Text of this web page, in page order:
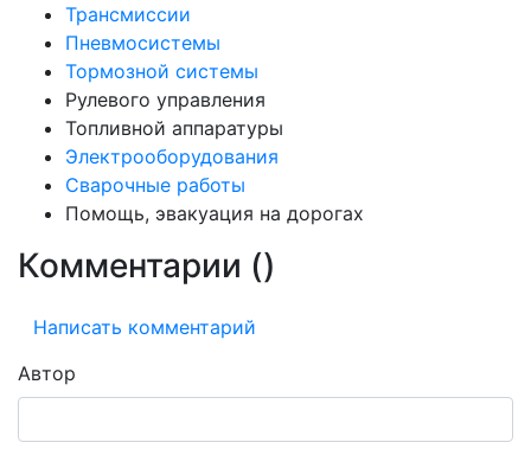
Трансмиссии
Пневмосистемы
Тормозной системы
Рулевого управления
Топливной аппаратуры
Электрооборудования
Сварочные работы
Помощь, эвакуация на дорогах
Комментарии ()
Написать комментарий
Автор